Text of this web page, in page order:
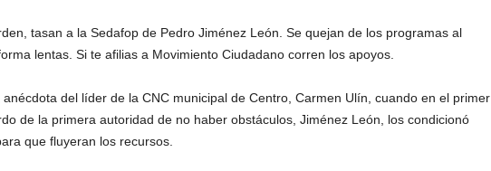
tasan a la Sedafop de Pedro Jiménez León. Se quejan de los programas al
lentas. Si te afilias a Movimiento Ciudadano corren los apoyos.
del líder de la CNC municipal de Centro, Carmen Ulín, cuando en el primer
de la primera autoridad de no haber obstáculos, Jiménez León, los condicionó
que fluyeran los recursos.